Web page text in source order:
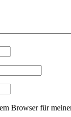
Browser für